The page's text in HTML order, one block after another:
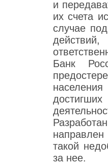
и
их счета
случае
Банк
такой
за нее.